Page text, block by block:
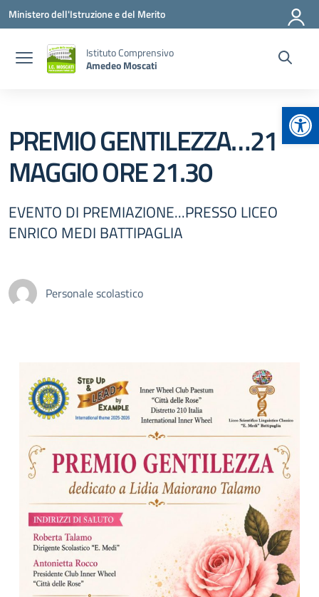
Vai ai contenuti
Vai al menu di navigazione
Vai al footer
Ministero dell'Istruzione e del Merito
Istituto Comprensivo
Amedeo Moscati
PREMIO GENTILEZZA…21
MAGGIO ORE 21.30
EVENTO DI PREMIAZIONE...PRESSO LICEO
ENRICO MEDI BATTIPAGLIA
Personale scolastico